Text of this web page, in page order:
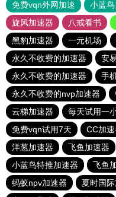
免费vqn外网加速
小蓝鸟
旋风加速器
八戒看书
黑豹加速器
一元机场
永久不收费的加速器
安
永久不收费的加速器
手
永久不收费的nvp加速器
云梯加速器
每天试用一
免费vqn试用7天
CC加速
洋葱加速器
飞鱼加速器
小蓝鸟特推加速器
飞鱼
蚂蚁npv加速器
夏时国